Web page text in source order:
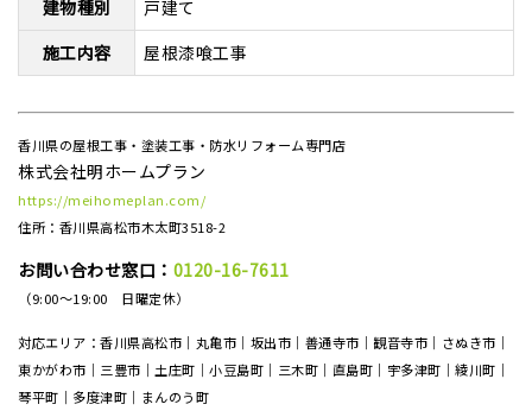
建物種別
戸建て
施工内容
屋根漆喰工事
香川県の屋根工事・塗装工事・防水リフォーム専門店
株式会社明ホームプラン
https://meihomeplan.com/
住所：香川県高松市木太町3518-2
お問い合わせ窓口： 0120-16-7611
（9:00～19:00 日曜定休）
対応エリア：香川県高松市｜丸亀市｜坂出市｜善通寺市｜観音寺市｜さぬき市｜
東かがわ市｜三豊市｜土庄町｜小豆島町｜三木町｜直島町｜宇多津町｜綾川町｜
琴平町｜多度津町｜まんのう町